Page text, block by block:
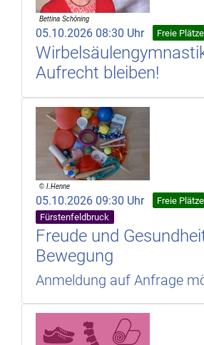
05.10.2026 08:30 Uhr Freie Plätze
Aufrecht bleiben!
05.10.2026 09:30 Uhr
Freie Plätze
Fürstenfeldbruck
Freude und
Bewegung
Anmeldung auf Anfrage